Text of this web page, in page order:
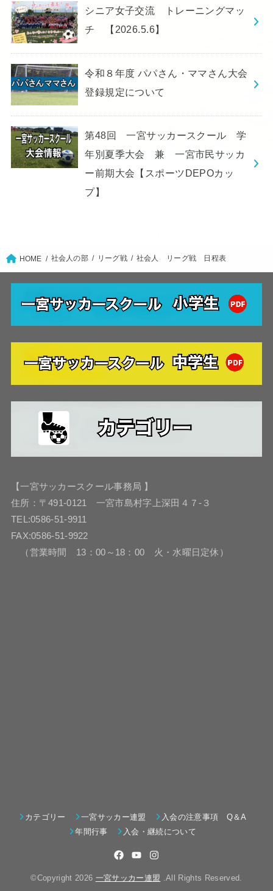
シニア女子交流 トレーニングマッ
チ 【2026.5.6】
令和８年度 パパさん・ママさん大会
登録規定について
第48回 一宮サッカースクール 学
年別夏季大会 兼 一宮市民サッカ
ー前期大会【スポーツDEPOカッ
プ】
HOME 社会人の部 リーグ戦 社会人 リーグ戦 日程表
【一宮サッカースクール事務局 】
住所：〒491-0121 一宮市島村字上深田４７-３
TEL:0586-51-9911
FAX:0586-51-9922
（営業時間 13：00～18：00 火・水曜日定休）
カテゴリー 一宮サッカー連盟
入会の注意事項 Q＆A
年間行事
入会・継続について
©Copyright 2026 一宮サッカー連盟 .All Rights Reserved.